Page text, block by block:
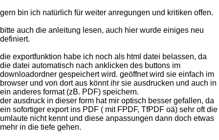
gern bin ich natürlich für weiter anregungen und kritiken offen.
bitte auch die anleitung lesen, auch hier wurde einiges neu
definiert.
die exportfunktion habe ich noch als html datei belassen, da
die datei automatisch nach anklicken des buttons im
downloadordner gespeichert wird. geöffnet wird sie einfach im
browser und von dort aus könnt ihr sie ausdrucken und auch in
ein anderes format (zB. PDF) speichern.
der ausdruck in dieser form hat mir optisch besser gefallen, da
ein sofortiger export ins PDF ( mit FPDF, TfPDF oä) sehr oft die
umlaute nicht kennt und diese anpassungen dann doch etwas
mehr in die tiefe gehen.